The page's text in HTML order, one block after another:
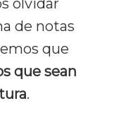
olvidar
de notas
que
que sean
.
Curso De
Rápida